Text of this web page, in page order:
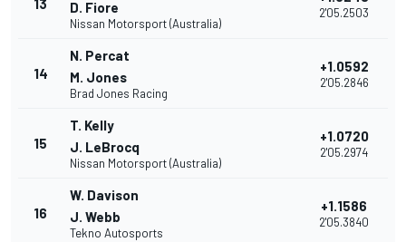
13
D. Fiore
Nissan Motorsport (Australia)
2'05.2503
14
N. Percat
M. Jones
Brad Jones Racing
+1.0592
2'05.2846
15
T. Kelly
J. LeBrocq
Nissan Motorsport (Australia)
+1.0720
2'05.2974
16
W. Davison
J. Webb
Tekno Autosports
+1.1586
2'05.3840